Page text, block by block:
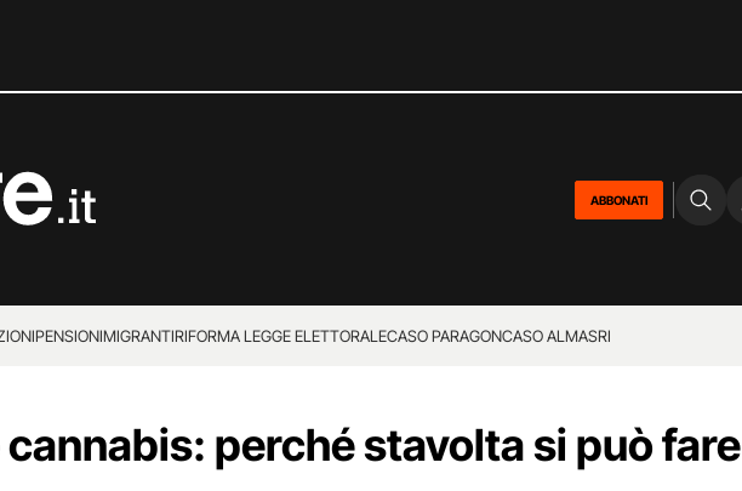
ABBONATI
PENSIONIMIGRANTIRIFORMA LEGGE ELETTORALECASO PARAGONCASO ALMASRI
perché stavolta si può fare